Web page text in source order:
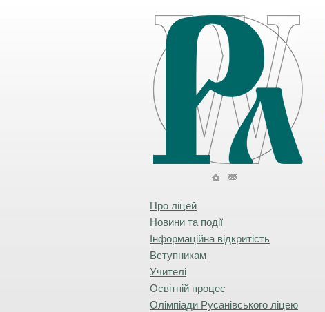
Про ліцей
Новини та події
Інформаційна відкритість
Вступникам
Учителі
Освітній процес
Олімпіади Русанівського ліцею